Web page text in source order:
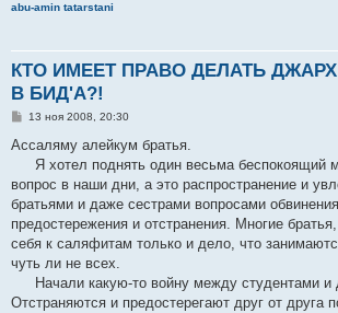
abu-amin tatarstani
КТО ИМЕЕТ ПРАВО ДЕЛАТЬ
В БИД'А?!
С
о
е
и
е
13 ноя 2008, 20:30
Ассаляму алейкум братья.
Я хотел поднять один весьма беспокоящий
вопрос в наши дни, а это распространение и
братьями и даже сестрами вопросами
предостережения и отстранения. Многие
себя к саляфитам только и дело, что
чуть ли не всех.
Начали какую-то войну между студентами
Отстраняются и предостерегают друг от друга